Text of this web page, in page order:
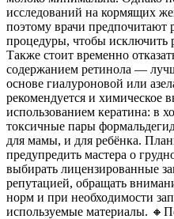
исследований на кормящих
поэтому врачи предпочитают
процедуры, чтобы исключить
Также стоит временно
содержанием ретинола —
основе гиалуроновой или
рекомендуется и химическое
использованием кератина: в
токсичные пары
для мамы, и для ребёнка.
предупредить мастера о
выбирать лицензированные
репутацией, обращать
норм и при необходимости
используемые материалы.